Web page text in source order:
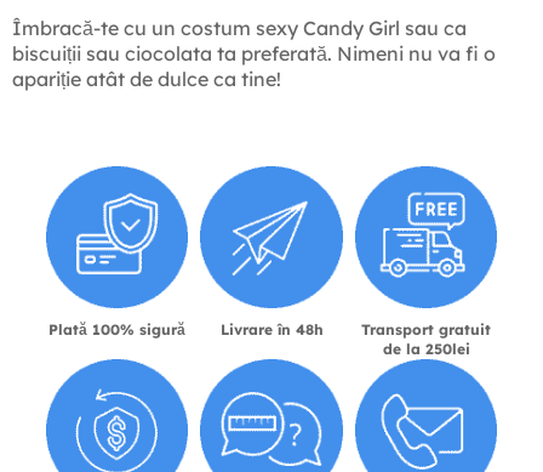
Îmbracă-te cu un costum sexy Candy Girl sau ca
biscuiții sau ciocolata ta preferată. Nimeni nu va fi o
apariție atât de dulce ca tine!
Plată 100% sigură Livrare în 48h
Transport gratuit
de la 250lei